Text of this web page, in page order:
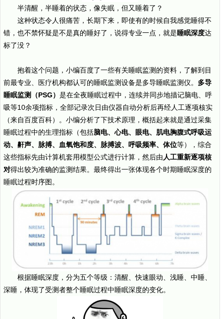
半清醒，半睡着的状态，像失眠，但又睡着了？
这种状态令人很痛苦，长期下来，即使有的时候自我感觉睡得不
错，也不禁怀疑是不是真的睡好了，说得专业一点，就是睡眠深度达
标了没？
抱着这个问题，小编百度了一些有关睡眠监测的资料，了解到目
前最专业、医疗机构都认可的睡眠监测设备是多导睡眠监测仪。 多导
睡眠监测（PSG） 是在全夜睡眠过程中，连续并同步地描记脑电、呼
吸等10余项指标，全部记录次日由仪器自动分析后再经人工逐项核实
（来自百度百科）。小编分析了下技术原理，概括起来就是通过采集
睡眠过程中的生理指标（包括脑电、心电、眼电、肌电胸腹式呼吸运
动、鼾声、脉搏、血氧饱和度、脉搏波、呼吸频率、体位等），综合
这些指标先由计算机套用模型公式进行计算，然后由 人工重新逐项核
对得出较为准确的监测结果。最终得出一张体现各个时期睡眠深度的
睡眠过程时序图。
根据睡眠深度，分为五个等级：清醒、快速眼动、浅睡、中睡、
深睡，体现了受测者整个睡眠过程中睡眠深度的变化。